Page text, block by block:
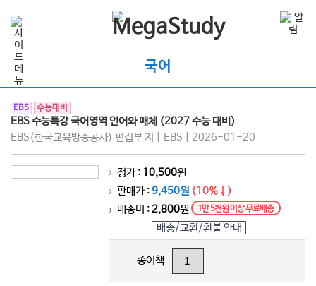
국어
EBS 수능대비
EBS 수능특강 국어영역 언어와 매체 (2027 수능 대비)
EBS(한국교육방송공사) 편집부 저 | EBS | 2026-01-20
> 정가 : 10,500원
> 판매가 :9,450원 (10%↓)
> 배송비 :2,800원 1만 5천원 이상 무료배송
배송/교환/환불 안내
종이책